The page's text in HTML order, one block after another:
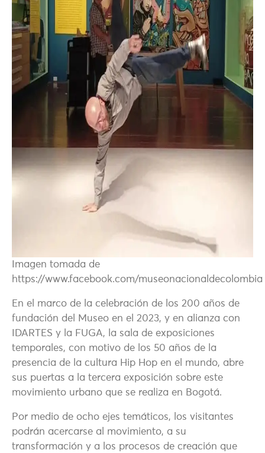
Imagen tomada de
https://www.facebook.com/museonacionaldecolombia
En el marco de la celebración de los 200 años de
fundación del Museo en el 2023, y en alianza con
IDARTES y la FUGA, la sala de exposiciones
temporales, con motivo de los 50 años de la
presencia de la cultura Hip Hop en el mundo, abre
sus puertas a la tercera exposición sobre este
movimiento urbano que se realiza en Bogotá.
Por medio de ocho ejes temáticos, los visitantes
podrán acercarse al movimiento, a su
transformación y a los procesos de creación que